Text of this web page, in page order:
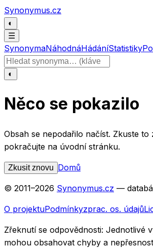
Přeskočit na obsah
Synonymus.cz
◐
☰
SynonymaNáhodnáHádáníStatistiky
Hledat slovo
◐
Něco se pokazilo
Obsah se nepodařilo načíst. Zkuste to
pokračujte na úvodní stránku.
Zkusit znovu Domů
© 2011–2026 Synonymus.cz —
O projektuPodmínkyzprac. os. údajů
Zřeknutí se odpovědnosti: Jednotlivé
mohou obsahovat chyby a